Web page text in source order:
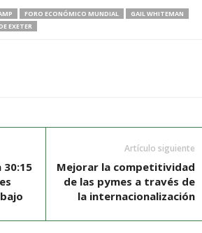
FORO ECONÓMICO MUNDIAL
GAIL WHITEMAN
EXETER
30:15
Artículo siguiente
Mejorar la competitividad
de las pymes a través de
la internacionalización